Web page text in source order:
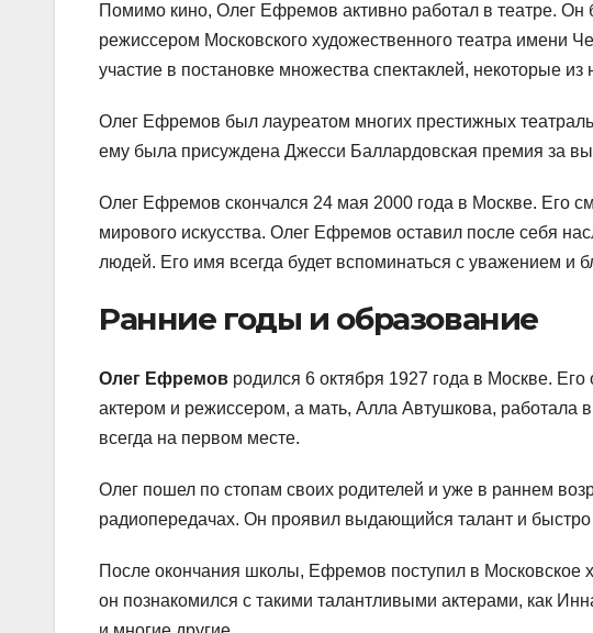
Помимо кино, Олег Ефремов активно работал в театре.
режиссером Московского художественного театра имени
участие в постановке множества спектаклей, некоторые
Олег Ефремов был лауреатом многих престижных
ему была присуждена Джесси Баллардовская премия за
Олег Ефремов скончался 24 мая 2000 года в Москве. Его
мирового искусства. Олег Ефремов оставил после себя
людей. Его имя всегда будет вспоминаться с уважением и
Ранние годы и образование
Олег Ефремов родился 6 октября 1927 года в Москве.
актером и режиссером, а мать, Алла Автушкова, работала
всегда на первом месте.
Олег пошел по стопам своих родителей и уже в раннем
радиопередачах. Он проявил выдающийся талант и быстро
После окончания школы, Ефремов поступил в
он познакомился с такими талантливыми актерами, как